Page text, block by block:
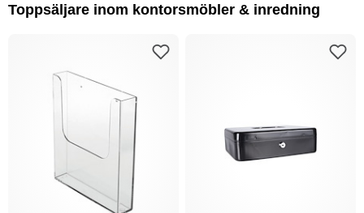
Toppsäljare inom kontorsmöbler & inredning